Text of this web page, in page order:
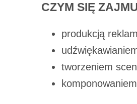
CZYM SIĘ
produkcją
tworzeniem